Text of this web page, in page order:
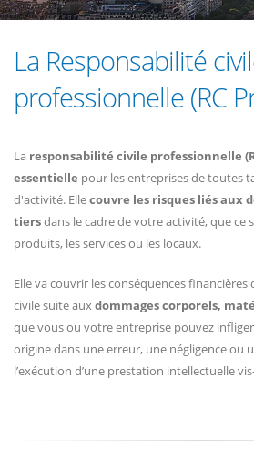
La Responsabilité
professionnelle (RC
La responsabilité civile professionnelle
essentielle pour les entreprises de toutes
d'activité. Ellecouvre les risques liés aux
tiersdans le cadre de votre activité, que ce
produits, les services ou les locaux.
Elle va couvrir les conséquences
civile suite auxdommages corporels,
que vous ou votre entreprise pouvez
origine dans une erreur, une négligence ou
l’exécution d’une prestation intellectuelle